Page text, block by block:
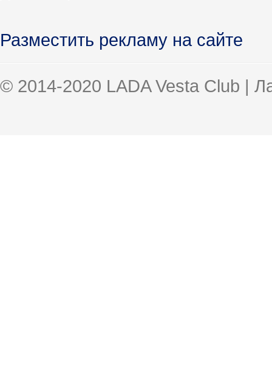
Разместить рекламу на сайте
© 2014-2020 LADA Vesta Club |